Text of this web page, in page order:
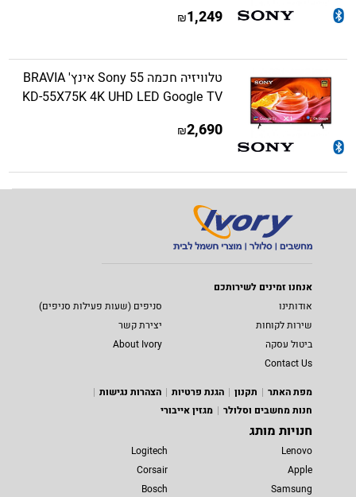
1,249
₪
טלוויזיה חכמה Sony 55 אינץ' BRAVIA
KD-55X75K 4K UHD LED Google TV
2,690
₪
אנחנו זמינים לשירותכם
אודותינו
סניפים (שעות פעילות סניפים)
שירות לקוחות
יצירת קשר
ביטול עסקה
About Ivory
Contact Us
מפת האתר
תקנון הגנת פרטיות
הצהרות נגישות
חנות מחשבים וסלולר
מגזין אייבורי
חנויות מותג
Lenovo
Apple
Samsung
Logitech
Corsair
Bosch